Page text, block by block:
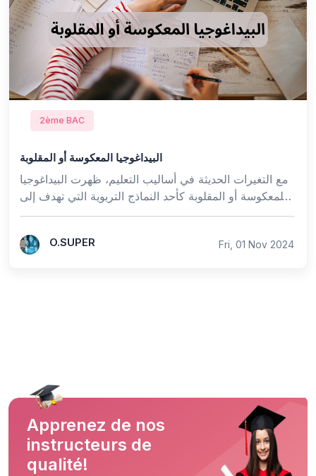
2ème BAC
البيداغوجيا المعكوسة أو المقلوبة
مع التغيرات الحديثة في أساليب التعليم، ظهرت البيداغوجيا
المعكوسة أو المقلوبة كأحد النماذج التربوية التي تهدف إلى
تغيير الأدوار التقليدية في عملية ...
O.SUPER Fri, 01 Nov 2024
Apprenez de nos
instructeurs de
qualité!